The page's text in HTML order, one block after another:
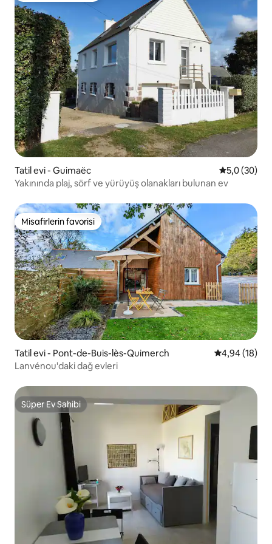
Tatil evi - Guimaëc 5 üzerinden
5,0 (30)
Yakınında plaj, sörf ve yürüyüş olanakları bulunan ev
Misafirlerin favorisi
Misafirlerin favorisi
Tatil evi - Pont-de-Buis-lès-Quimerch 5 üzerinden
4,94 (18)
Lanvénou'daki dağ evleri
Süper Ev Sahibi
Süper Ev Sahibi